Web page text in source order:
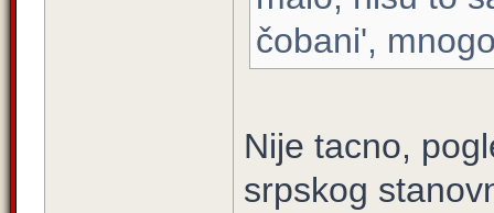
čobani',
Nije tacno,
srpskog